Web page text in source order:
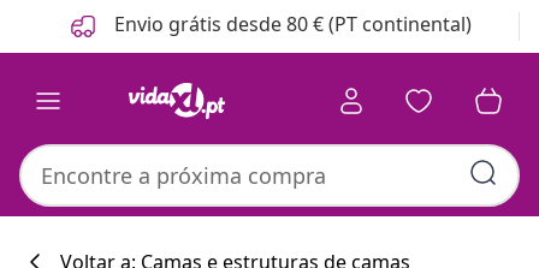
Anterior
Seguinte Envio grátis desde 80 € (PT continental)
Voltar a: Camas e estruturas de camas